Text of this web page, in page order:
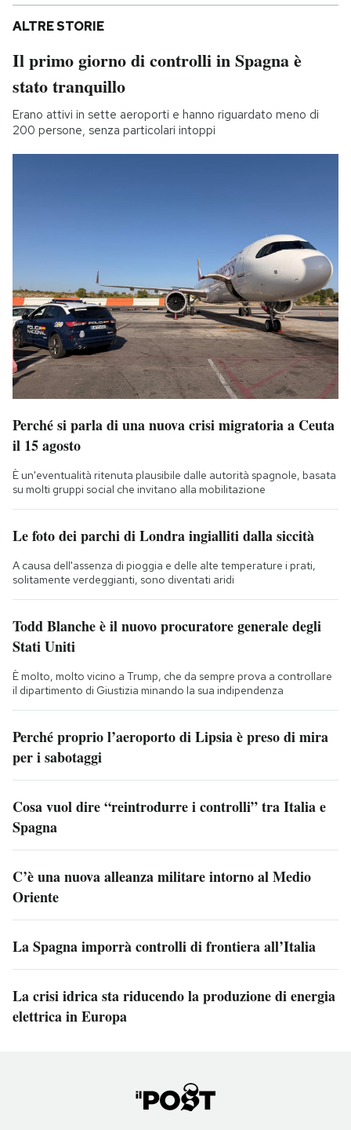
ALTRE STORIE
Il primo giorno di controlli in Spagna è
stato tranquillo
Erano attivi in sette aeroporti e hanno riguardato meno di
200 persone, senza particolari intoppi
Perché si parla di una nuova crisi migratoria a Ceuta
il 15 agosto
È un'eventualità ritenuta plausibile dalle autorità spagnole, basata
su molti gruppi social che invitano alla mobilitazione
Le foto dei parchi di Londra ingialliti dalla siccità
A causa dell'assenza di pioggia e delle alte temperature i prati,
solitamente verdeggianti, sono diventati aridi
Todd Blanche è il nuovo procuratore generale degli
Stati Uniti
È molto, molto vicino a Trump, che da sempre prova a controllare
il dipartimento di Giustizia minando la sua indipendenza
Perché proprio l’aeroporto di Lipsia è preso di mira
per i sabotaggi
Cosa vuol dire “reintrodurre i controlli” tra Italia e
Spagna
C’è una nuova alleanza militare intorno al Medio
Oriente
La Spagna imporrà controlli di frontiera all’Italia
La crisi idrica sta riducendo la produzione di energia
elettrica in Europa